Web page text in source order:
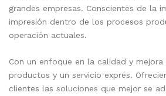
grandes empresas. Conscientes de la
impresión dentro de los procesos
operación actuales.
Con un enfoque en la calidad y
productos y un servicio exprés.
clientes las soluciones que mejor se